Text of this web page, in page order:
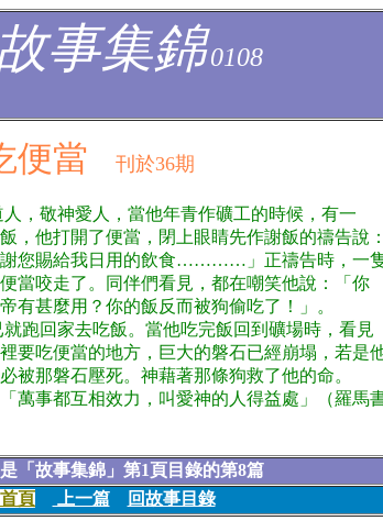
事集錦 0108
便當 刊於36期
敬神愛人，當他年青作礦工的時候，有一
，他打開了便當，閉上眼睛先作謝飯的禱告說：
謝您賜給我日用的飲食…………」正禱告時，一
當咬走了。同伴們看見，都在嘲笑他說：「你
有甚麼用？你的飯反而被狗偷吃了！」。
回家去吃飯。當他吃完飯回到礦場時，看見
要吃便當的地方，巨大的磐石已經崩塌，若是
被那磐石壓死。神藉著那條狗救了他的命。
事都互相效力，叫愛神的人得益處」（羅馬
「故事集錦」第1頁目錄的第8篇
頁 上一篇 回故事目錄